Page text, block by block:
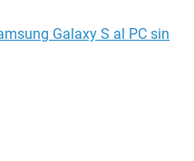
Galaxy S al PC sin